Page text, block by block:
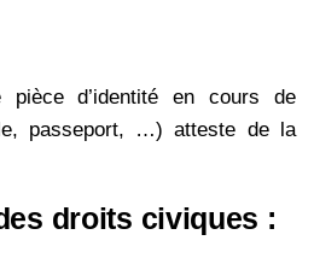
pièce d’identité en cours de
passeport, …) atteste de la
droits civiques :